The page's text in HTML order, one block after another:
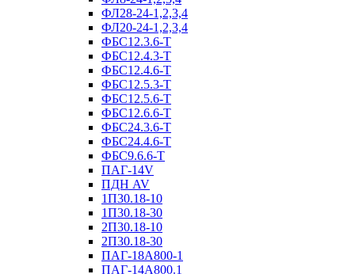
ФЛ28-24-1,2,3,4
ФЛ20-24-1,2,3,4
ФБС12.3.6-Т
ФБС12.4.3-Т
ФБС12.4.6-Т
ФБС12.5.3-Т
ФБС12.5.6-Т
ФБС12.6.6-Т
ФБС24.3.6-Т
ФБС24.4.6-Т
ФБС9.6.6-Т
ПАГ-14V
ПДН AV
1П30.18-10
1П30.18-30
2П30.18-10
2П30.18-30
ПАГ-18А800-1
ПАГ-14А800.1